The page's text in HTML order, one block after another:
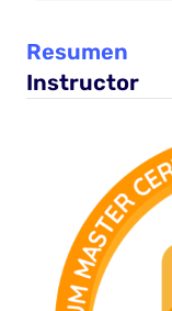
Resumen
Instructor